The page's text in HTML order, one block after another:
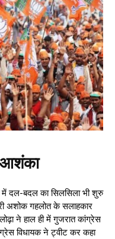
आशंका
में दल-बदल का सिलसिला भी शुरु
अशोक गहलोत के सलाहकार
ने हाल ही में गुजरात कांग्रेस
विधायक ने ट्वीट कर कहा